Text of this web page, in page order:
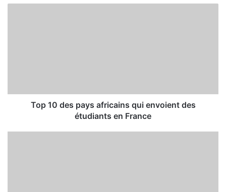
Top 10 des pays africains qui envoient des
étudiants en France